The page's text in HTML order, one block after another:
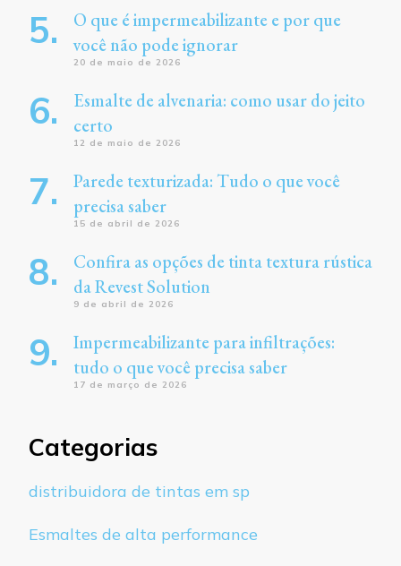
O que é impermeabilizante e por que
você não pode ignorar
20 de maio de 2026
Esmalte de alvenaria: como usar do jeito
certo
12 de maio de 2026
Parede texturizada: Tudo o que você
precisa saber
15 de abril de 2026
Confira as opções de tinta textura rústica
da Revest Solution
9 de abril de 2026
Impermeabilizante para infiltrações:
tudo o que você precisa saber
17 de março de 2026
Categorias
distribuidora de tintas em sp
Esmaltes de alta performance